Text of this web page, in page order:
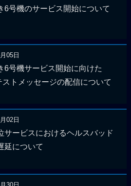
6号機のサービス開始について
05日
6号機サービス開始に向けた
ストメッセージの配信について
02日
サービスにおけるヘルスバッド
延について